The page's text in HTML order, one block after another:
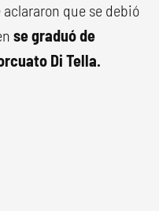
que se debió
se graduó de
Di Tella.